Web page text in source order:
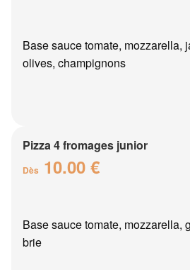
Base sauce tomate, mozzarella,
olives, champignons
Pizza 4 fromages junior
Dès 10.00 €
Base sauce tomate, mozzarella,
brie